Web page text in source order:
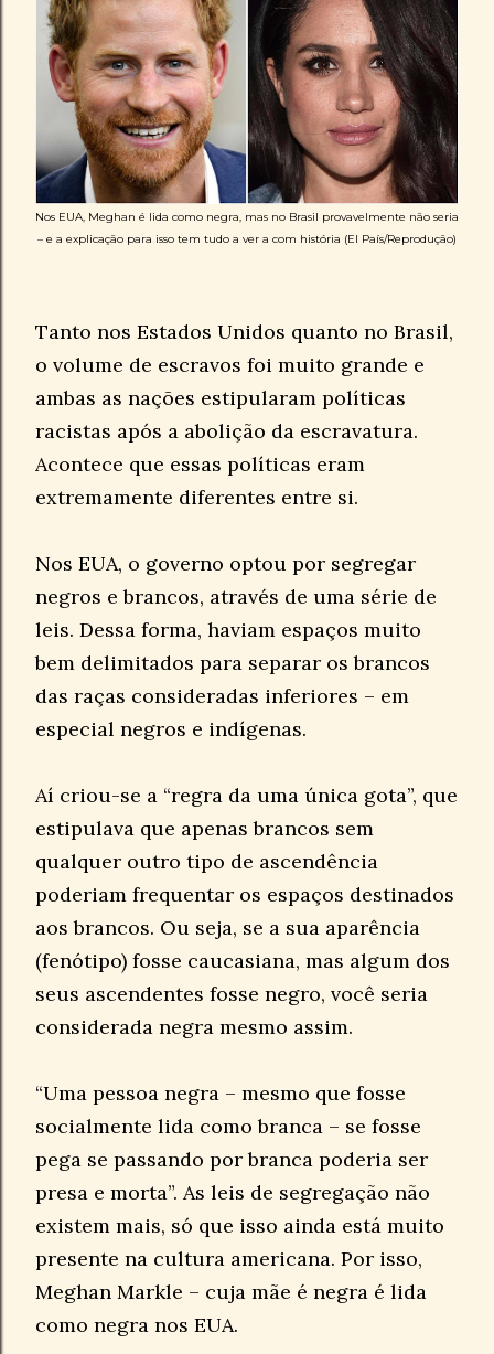
Nos EUA, Meghan é lida como negra, mas no Brasil provavelmente não seria
– e a explicação para isso tem tudo a ver a com história (El País/Reprodução)
Tanto nos Estados Unidos quanto no Brasil,
o volume de escravos foi muito grande e
ambas as nações estipularam políticas
racistas após a abolição da escravatura.
Acontece que essas políticas eram
extremamente diferentes entre si.
Nos EUA, o governo optou por segregar
negros e brancos, através de uma série de
leis. Dessa forma, haviam espaços muito
bem delimitados para separar os brancos
das raças consideradas inferiores – em
especial negros e indígenas.
Aí criou-se a “regra da uma única gota”, que
estipulava que apenas brancos sem
qualquer outro tipo de ascendência
poderiam frequentar os espaços destinados
aos brancos. Ou seja, se a sua aparência
(fenótipo) fosse caucasiana, mas algum dos
seus ascendentes fosse negro, você seria
considerada negra mesmo assim.
“Uma pessoa negra – mesmo que fosse
socialmente lida como branca – se fosse
pega se passando por branca poderia ser
presa e morta”. As leis de segregação não
existem mais, só que isso ainda está muito
presente na cultura americana. Por isso,
Meghan Markle – cuja mãe é negra é lida
como negra nos EUA.